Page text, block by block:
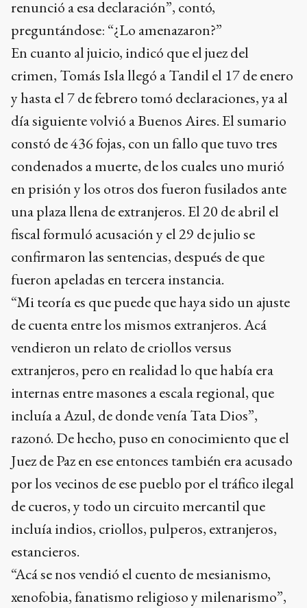
renunció a esa declaración”, contó,
preguntándose: “¿Lo amenazaron?”
En cuanto al juicio, indicó que el juez del
crimen, Tomás Isla llegó a Tandil el 17 de enero
y hasta el 7 de febrero tomó declaraciones, ya al
día siguiente volvió a Buenos Aires. El sumario
constó de 436 fojas, con un fallo que tuvo tres
condenados a muerte, de los cuales uno murió
en prisión y los otros dos fueron fusilados ante
una plaza llena de extranjeros. El 20 de abril el
fiscal formuló acusación y el 29 de julio se
confirmaron las sentencias, después de que
fueron apeladas en tercera instancia.
“Mi teoría es que puede que haya sido un ajuste
de cuenta entre los mismos extranjeros. Acá
vendieron un relato de criollos versus
extranjeros, pero en realidad lo que había era
internas entre masones a escala regional, que
incluía a Azul, de donde venía Tata Dios”,
razonó. De hecho, puso en conocimiento que el
Juez de Paz en ese entonces también era acusado
por los vecinos de ese pueblo por el tráfico ilegal
de cueros, y todo un circuito mercantil que
incluía indios, criollos, pulperos, extranjeros,
estancieros.
“Acá se nos vendió el cuento de mesianismo,
xenofobia, fanatismo religioso y milenarismo”,